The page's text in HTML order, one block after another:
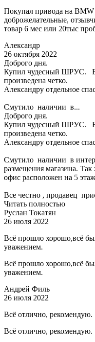
Покупал привода на BMW
доброжелательные,
товар 6 мес или 20тыс
Александр
26 октября 2022
Доброго дня.
Купил чудесный ШРУС.
произведена четко.
Александру отдельное
Смутило наличии в...
Доброго дня.
Купил чудесный ШРУС.
произведена четко.
Александру отдельное
Смутило наличии в
размещения магазина.
офис расположен на 5
Все честно , продавец
Читать полностью
Руслан Токатян
26 июля 2022
Всё прошло хорошо,всё
уважением.
Всё прошло хорошо,всё
уважением.
Андрей Филь
26 июля 2022
Всё отлично, рекомендую.
Всё отлично, рекомендую.